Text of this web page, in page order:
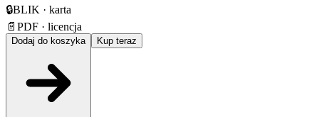
🔒BLIK · karta
📄 PDF · licencja
Dodaj do koszyka Kup teraz